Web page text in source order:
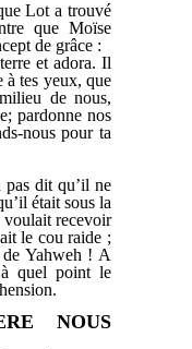
Lot a trouvé
que Moïse
de grâce :
et adora. Il
à tes yeux, que
de nous,
pardonne nos
nous pour ta
pas dit qu’il ne
était sous la
voulait recevoir
le cou raide ;
Yahweh ! A
quel point le
NOUS